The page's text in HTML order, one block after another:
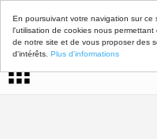
En poursuivant votre navigation sur ce
l'utilisation de cookies nous permettant
de notre site et de vous proposer des
d'intérêts. Plus d'informations